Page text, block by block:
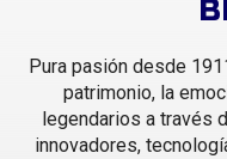
Pura pasión desde
patrimonio, la
legendarios a través
innovadores,